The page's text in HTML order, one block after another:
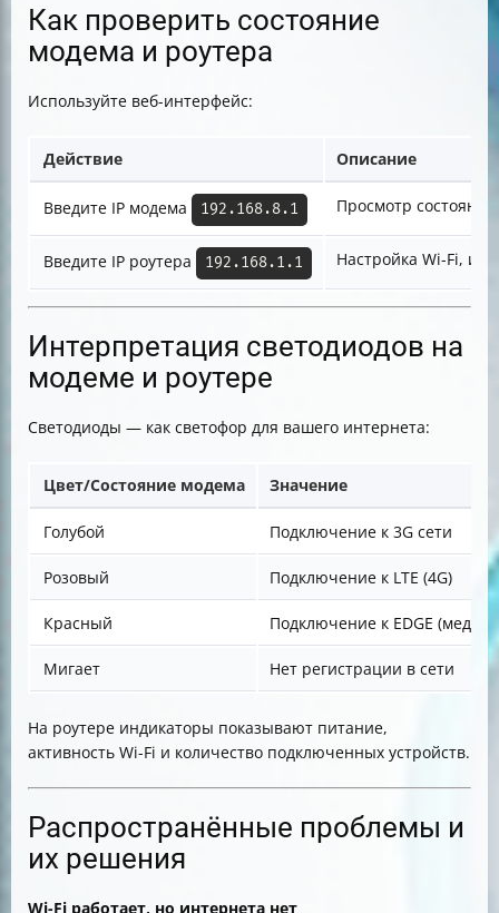
Как проверить состояние
модема и роутера
Используйте веб-интерфейс:
Действие Описание
Введите IP модема 192.168.8.1 Просмотр
Введите IP роутера 192.168.1.1 Настройка Wi-Fi,
Интерпретация светодиодов на
модеме и роутере
Светодиоды — как светофор для вашего интернета:
Цвет/Состояние модема Значение
Голубой Подключение к 3G сети
Розовый Подключение к LTE (4G)
Красный Подключение к EDGE
Мигает Нет регистрации в сети
На роутере индикаторы показывают питание,
активность Wi-Fi и количество подключенных устройств.
Распространённые проблемы и
их решения
Wi-Fi работает, но интернета нет